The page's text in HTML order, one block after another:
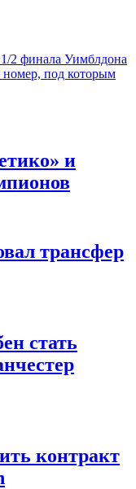
2 финала Уимблдона
номер, под которым
и
трансфер
стать
контракт